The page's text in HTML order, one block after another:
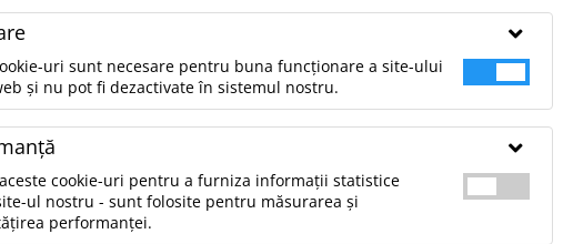
dupa:
pentru: "mouseopticwlick"
a găsi produsul dorit, încearcă următoarele:
dacă ai scris corect termenii.
să foloseşti sinonime.
uri sunt necesare pentru buna funcționare a site-ului
și nu pot fi dezactivate în sistemul nostru.
cookie-uri pentru a furniza informații statistice
ul nostru - sunt folosite pentru măsurarea și
performanței.